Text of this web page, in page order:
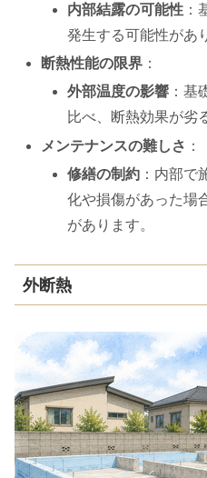
内部結露の可能性 ：
発生する可能性があ
断熱性能の限界 ：
外部温度の影響 ：基
比べ、断熱効果が劣
メンテナンスの難しさ ：
修繕の制約 ：内部で
化や損傷があった場
があります。
外断熱